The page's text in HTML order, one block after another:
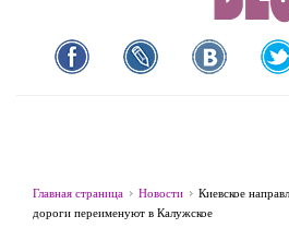
Главная страница Новости
Киевское
дороги переименуют в Калужское